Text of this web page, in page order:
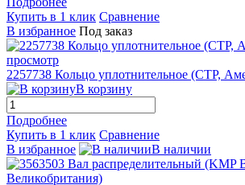
Купить в 1 клик Сравнение
В избранное Под заказ
просмотр
2257738 Кольцо уплотнительное (CTP,
В корзину
Подробнее
Купить в 1 клик Сравнение
В избранное
В наличии